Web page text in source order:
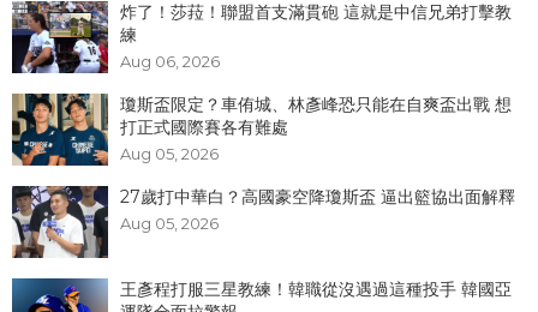
炸了！​莎菈！聯盟首支滿貫砲 這就是中信兄弟打擊教
練
Aug 06, 2026
瓊斯盃限定？車侑城、林彥峰恐只能在自爽盃出戰 想
打正式國際賽各有難處
Aug 05, 2026
27歲打中華白？高國豪空降瓊斯盃 逼出籃協出面解釋
Aug 05, 2026
王彥程打服三星教練！韓職從沒遇過這種投手 韓國亞